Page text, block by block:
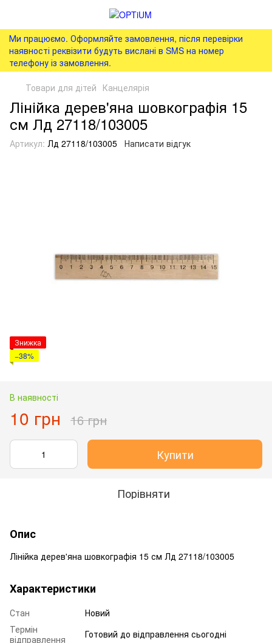
Ми працюємо. Оформляйте замовлення, після перевірки
наявності реквізити будуть вислані в SMS на номер
телефону із замовлення.
Товари для дітей Канцелярія
Лінійка дерев'яна шовкографія 15
см Лд 27118/103005
Артикул: Лд 27118/103005 Написати відгук
Знижка
−38%
В наявності
10 грн 16 грн
Купити
Порівняти
Опис
Лінійка дерев'яна шовкографія 15 см Лд 27118/103005
Характеристики
Стан
Новий
Термін
відправлення
Готовий до відправлення сьогодні